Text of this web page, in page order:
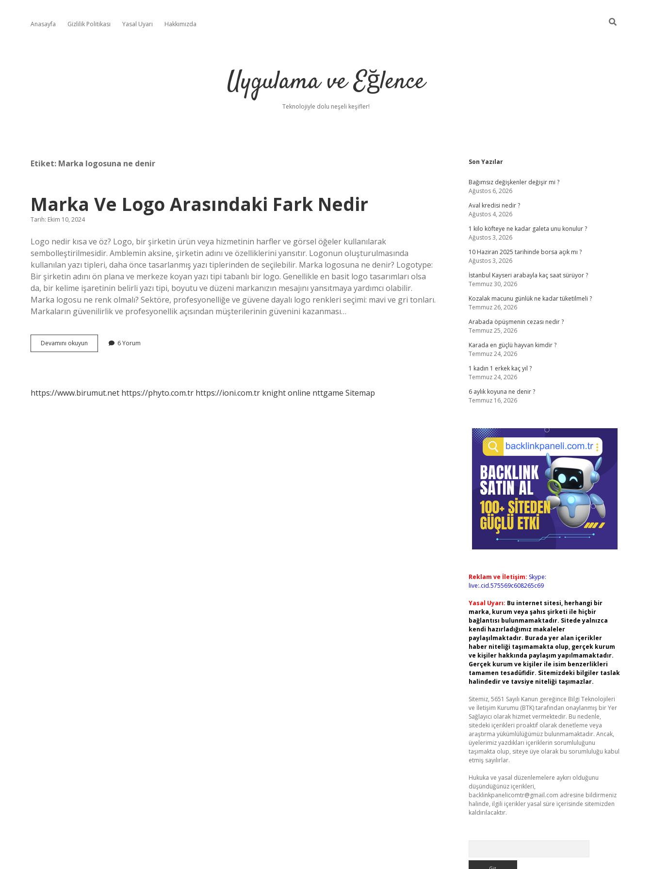
Anasayfa Gizlilik Politikası Yasal Uyarı Hakkımızda
Uygulama ve Eğlence
Teknolojiyle dolu neşeli keşifler!
Etiket: Marka logosuna ne denir
Marka Ve Logo Arasındaki Fark Nedir
Tarih: Ekim 10, 2024
Logo nedir kısa ve öz? Logo, bir şirketin ürün veya hizmetinin harfler ve görsel öğeler kullanılarak
sembolleştirilmesidir. Amblemin aksine, şirketin adını ve özelliklerini yansıtır. Logonun oluşturulmasında
kullanılan yazı tipleri, daha önce tasarlanmış yazı tiplerinden de seçilebilir. Marka logosuna ne denir? Logotype:
Bir şirketin adını ön plana ve merkeze koyan yazı tipi tabanlı bir logo. Genellikle en basit logo tasarımları olsa
da, bir kelime işaretinin belirli yazı tipi, boyutu ve düzeni markanızın mesajını yansıtmaya yardımcı olabilir.
Marka logosu ne renk olmalı? Sektöre, profesyonelliğe ve güvene dayalı logo renkleri seçimi: mavi ve gri tonları.
Markaların güvenilirlik ve profesyonellik açısından müşterilerinin güvenini kazanması…
Devamını okuyun
Ve
6 Yorum
https://www.birumut.net https://phyto.com.tr https://ioni.com.tr knight online nttgame Sitemap
Sidebar
Son Yazılar
Bağımsız değişkenler değişir mi ?
Ağustos 6, 2026
Aval kredisi nedir ?
Ağustos 4, 2026
1 kilo köfteye ne kadar galeta unu konulur ?
Ağustos 3, 2026
10 Haziran 2025 tarihinde borsa açık mı ?
Ağustos 3, 2026
İstanbul Kayseri arabayla kaç saat sürüyor ?
Temmuz 30, 2026
Kozalak macunu günlük ne kadar tüketilmeli ?
Temmuz 26, 2026
Arabada öpüşmenin cezası nedir ?
Temmuz 25, 2026
Karada en güçlü hayvan kimdir ?
Temmuz 24, 2026
1 kadın 1 erkek kaç yıl ?
Temmuz 24, 2026
6 aylık koyuna ne denir ?
Temmuz 16, 2026
Reklam ve İletişim: Skype:
live:.cid.575569c608265c69
Yasal Uyarı: Bu internet sitesi, herhangi bir
marka, kurum veya şahıs şirketi ile hiçbir
bağlantısı bulunmamaktadır. Sitede yalnızca
kendi hazırladığımız makaleler
paylaşılmaktadır. Burada yer alan içerikler
haber niteliği taşımamakta olup, gerçek kurum
ve kişiler hakkında paylaşım yapılmamaktadır.
Gerçek kurum ve kişiler ile isim benzerlikleri
tamamen tesadüfidir. Sitemizdeki bilgiler taslak
halindedir ve tavsiye niteliği taşımazlar.
Sitemiz, 5651 Sayılı Kanun gereğince Bilgi Teknolojileri
ve İletişim Kurumu (BTK) tarafından onaylanmış bir Yer
Sağlayıcı olarak hizmet vermektedir. Bu nedenle,
sitedeki içerikleri proaktif olarak denetleme veya
araştırma yükümlülüğümüz bulunmamaktadır. Ancak,
üyelerimiz yazdıkları içeriklerin sorumluluğunu
taşımakta olup, siteye üye olarak bu sorumluluğu kabul
etmiş sayılırlar.
Hukuka ve yasal düzenlemelere aykırı olduğunu
düşündüğünüz içerikleri,
backlinkpanelicomtr@gmail.com adresine bildirmeniz
halinde, ilgili içerikler yasal süre içerisinde sitemizden
kaldırılacaktır.